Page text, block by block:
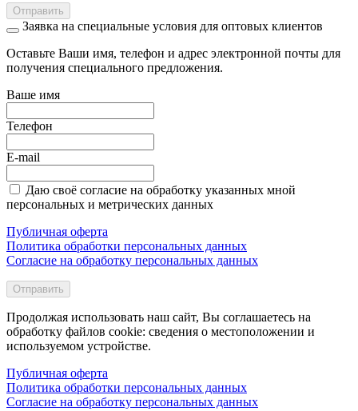
Отправить
Заявка на специальные условия для оптовых клиентов
Оставьте Ваши имя, телефон и адрес электронной почты для
получения специального предложения.
Ваше имя
Телефон
E-mail
Даю своё согласие на обработку указанных мной
персональных и метрических данных
Публичная оферта
Политика обработки персональных данных
Согласие на обработку персональных данных
Отправить
Продолжая использовать наш сайт, Вы соглашаетесь на
обработку файлов cookie: сведения о местоположении и
используемом устройстве.
Публичная оферта
Политика обработки персональных данных
Согласие на обработку персональных данных